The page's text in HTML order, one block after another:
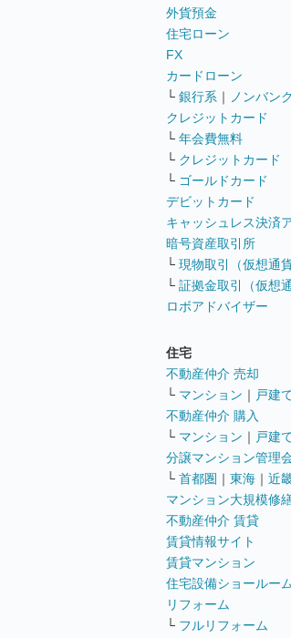
外貨預金
住宅ローン
FX
カードローン
└ 銀行系 ｜
ノンバンク
クレジットカード
└ 年会費無料
└ クレジットカード
└ ゴールドカード
デビットカード
キャッシュレス決済
暗号資産取引所
└ 現物取引（仮想通貨
└ 証拠金取引（仮想通
ロボアドバイザー
住宅
不動産仲介 売却
└ マンション ｜ 戸建
不動産仲介 購入
└ マンション ｜ 戸建
分譲マンション管理
└ 首都圏 ｜ 東海 ｜ 近
マンション大規模修
不動産仲介 賃貸
賃貸情報サイト
賃貸マンション
住宅設備ショールー
リフォーム
└ フルリフォーム